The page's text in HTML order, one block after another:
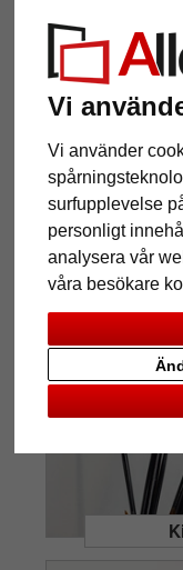
Vi
Vi använder
surfupplevelse
personligt
analysera vår
våra besökare